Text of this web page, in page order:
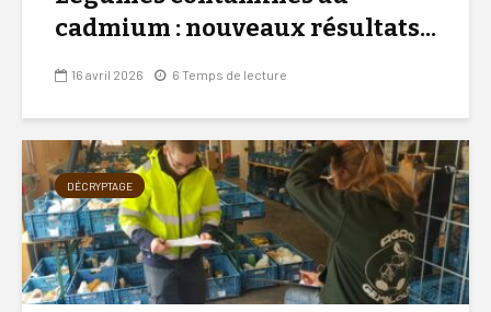
cadmium : nouveaux résultats...
16 avril 2026 6 Temps de lecture
DÉCRYPTAGE